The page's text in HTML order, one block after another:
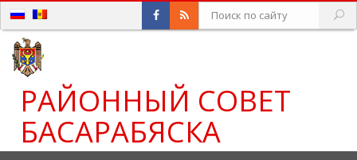
РАЙОННЫЙ СОВЕТ
БАСАРАБЯСКА